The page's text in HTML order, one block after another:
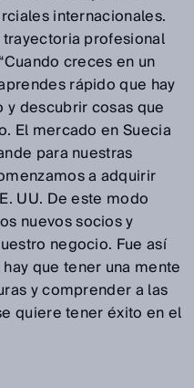
internacionales.
profesional
creces en un
rápido que hay
descubrir cosas que
El mercado en Suecia
para nuestras
a adquirir
UU. De este modo
nuevos socios y
negocio. Fue así
que tener una mente
y comprender a las
quiere tener éxito en el